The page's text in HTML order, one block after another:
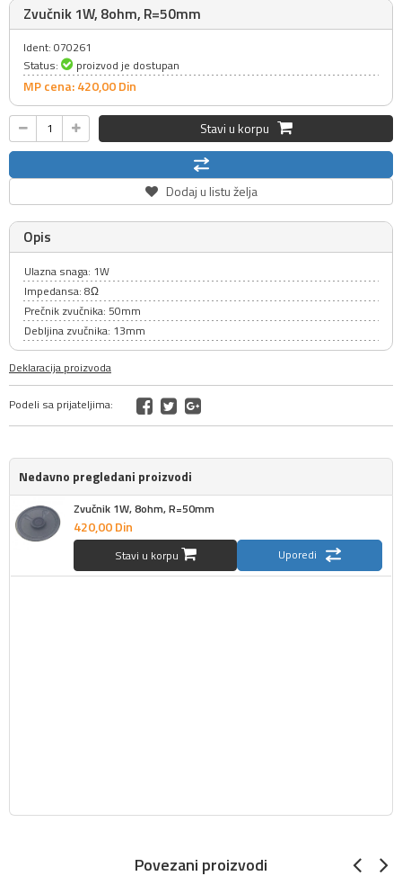
Zvučnik 1W, 8ohm, R=50mm
Ident: 070261
Status:
proizvod je dostupan
MP cena: 420,00Din
Stavi u korpu
Dodaj u listu želja
Opis
Ulazna snaga: 1W
Impedansa: 8Ω
Prečnik zvučnika: 50mm
Debljina zvučnika: 13mm
Deklaracija proizvoda
Podeli sa prijateljima:
Nedavno pregledani proizvodi
Zvučnik 1W, 8ohm, R=50mm
420,00Din
Stavi u korpu Uporedi
Povezani proizvodi